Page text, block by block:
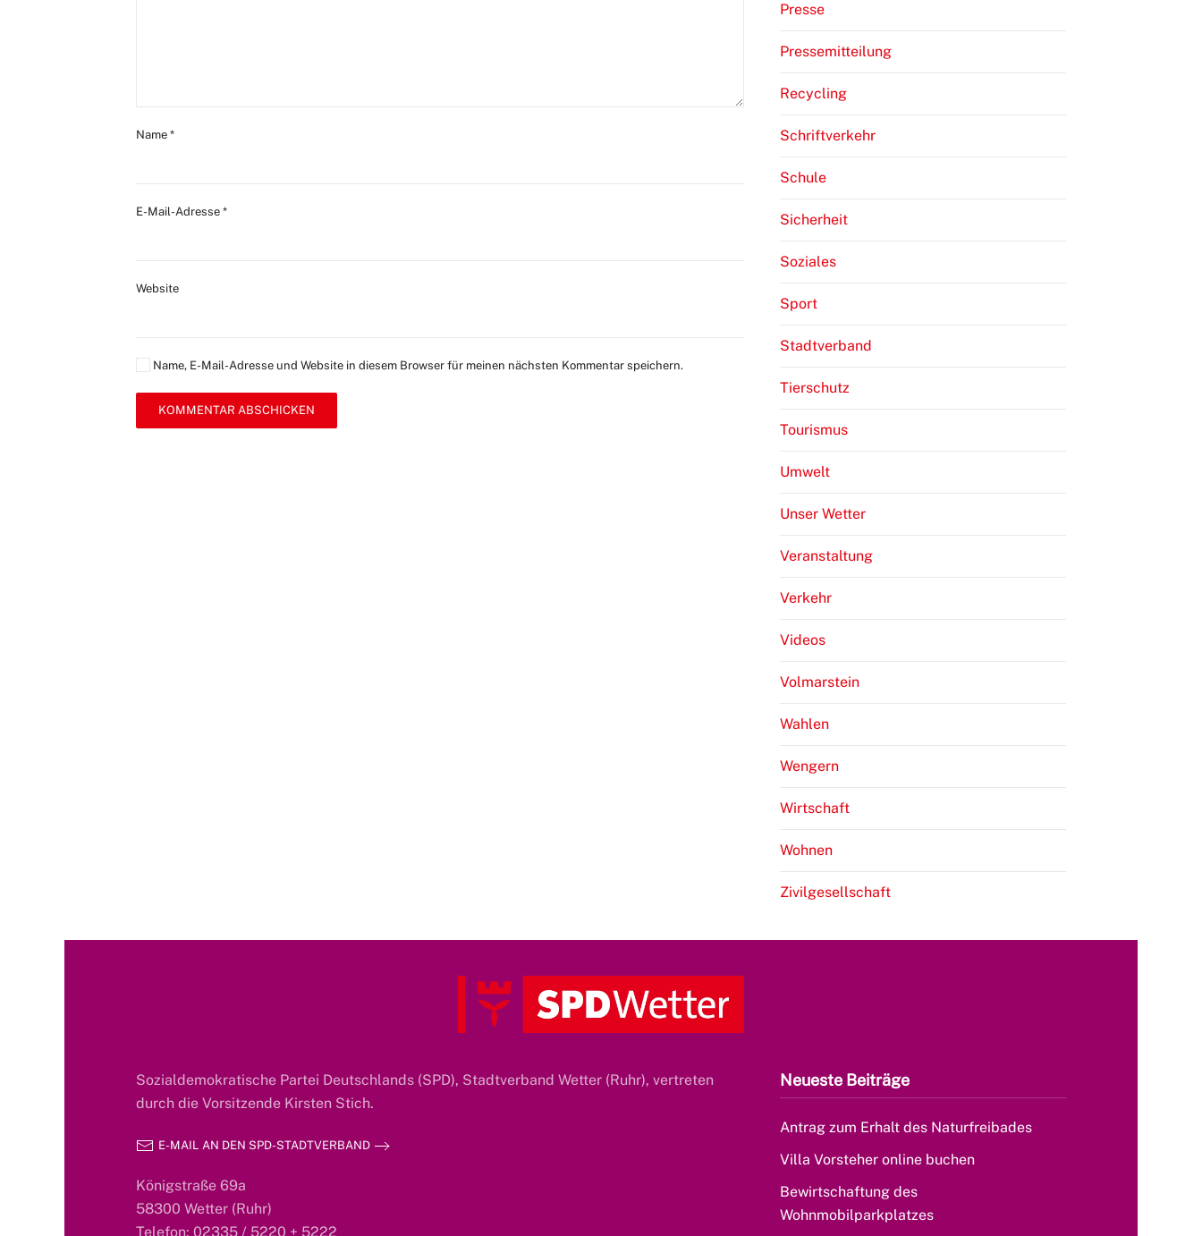
Name *
E-Mail-Adresse *
Website
Name, E-Mail-Adresse und Website in diesem Browser für meinen nächsten Kommentar speichern.
KOMMENTAR ABSCHICKEN
Presse
Pressemitteilung
Recycling
Schriftverkehr
Schule
Sicherheit
Soziales
Sport
Stadtverband
Tierschutz
Tourismus
Umwelt
Unser Wetter
Veranstaltung
Verkehr
Videos
Volmarstein
Wahlen
Wengern
Wirtschaft
Wohnen
Zivilgesellschaft
Sozialdemokratische Partei Deutschlands (SPD), Stadtverband Wetter (Ruhr), vertreten
durch die Vorsitzende Kirsten Stich.
E-MAIL AN DEN SPD-STADTVERBAND
Königstraße 69a
58300 Wetter (Ruhr)
Telefon: 02335 / 5220 + 5222
Neueste Beiträge
Antrag zum Erhalt des Naturfreibades
Villa Vorsteher online buchen
Bewirtschaftung des
Wohnmobilparkplatzes